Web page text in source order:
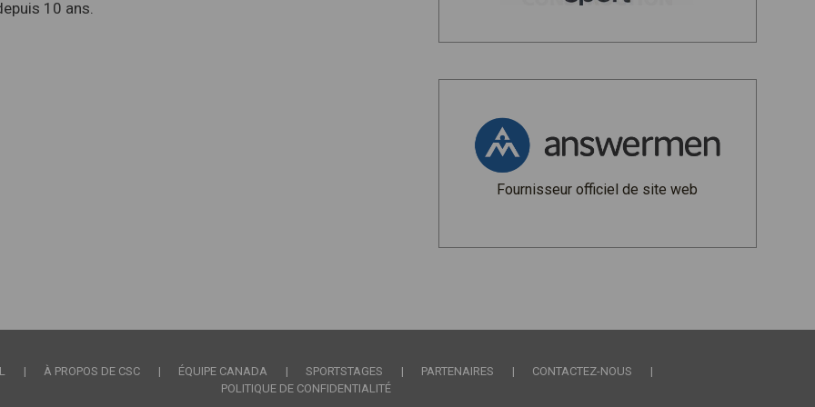
10 ans.
Fournisseur officiel de site web
À PROPOS DE CSC ÉQUIPE CANADA SPORTSTAGES PARTENAIRES
CONTACTEZ-NOUS
POLITIQUE DE CONFIDENTIALITÉ